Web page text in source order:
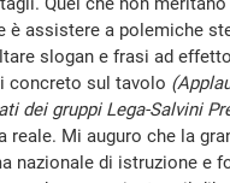
è assistere a polemiche
slogan e frasi ad
concreto sul tavolo
dei gruppi Lega-Salvini
Mi auguro che la
nazionale di istruzione e